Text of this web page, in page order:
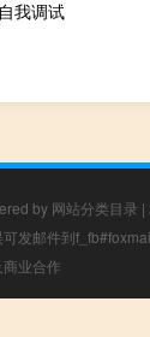
我调试
by 网站分类目录 |
发邮件到
业合作